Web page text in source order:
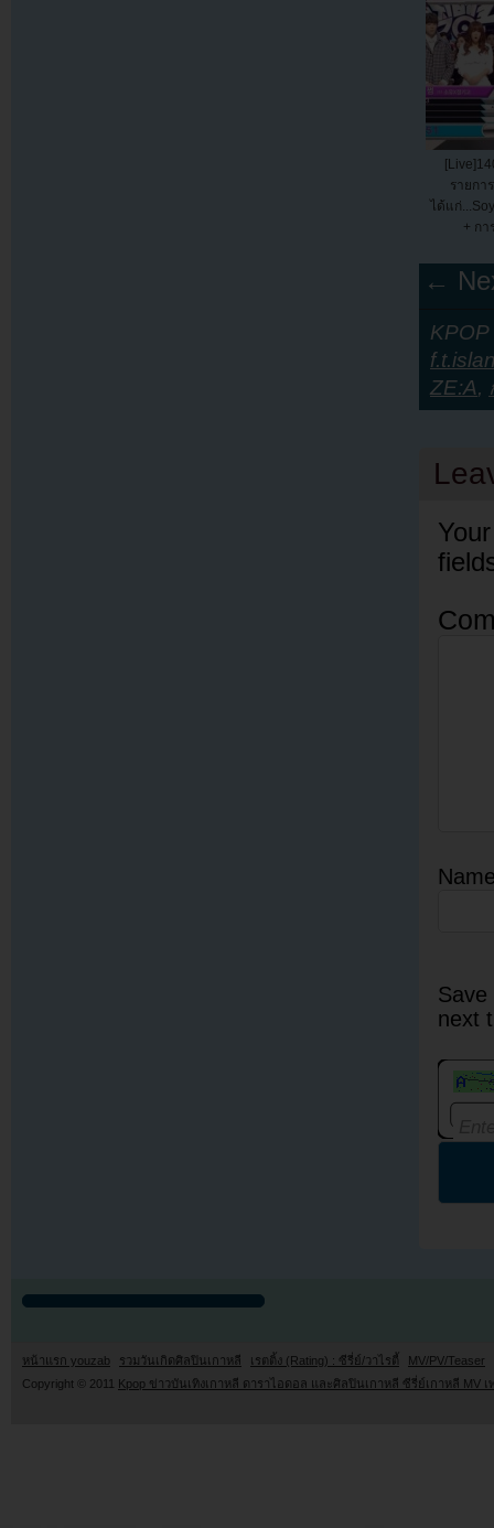
รายกา
ได้แก่
+ ก
←
ZE:A,
next
หน้าแรก youzab รวมวันเกิดศิลปินเกาหลี เรตติ้ง (Rating) : ซีรี่ย์/วาไรตี้
MV/PV/Teaser
Copyright © 2011 Kpop ข่าวบันเทิงเกาหลี ดาราไอดอล และศิลปินเกาหลี ซีรี่ย์เกาหลี MV